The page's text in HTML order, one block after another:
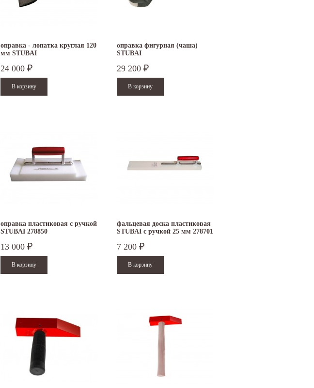
оправка - лопатка круглая 120
мм STUBAI
24 000 ₽
оправка фигурная (чаша)
STUBAI
29 200 ₽
оправка пластиковая с ручкой
STUBAI 278850
13 000 ₽
фальцевая доска пластиковая
STUBAI с ручкой 25 мм 278701
7 200 ₽